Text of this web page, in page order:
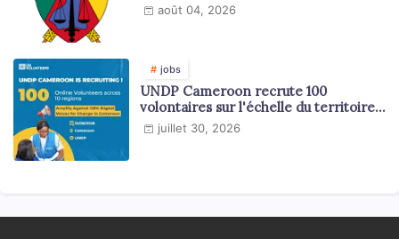
août 04, 2026
jobs
UNDP Cameroon recrute 100
volontaires sur l'échelle du territoire
national
juillet 30, 2026